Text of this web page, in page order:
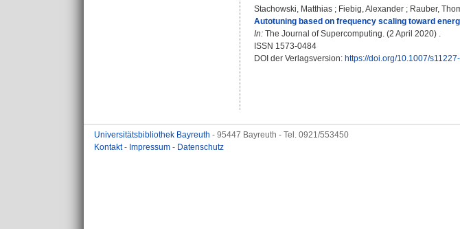
Stachowski, Matthias ; Fiebig, Alexander ; Rauber,
Autotuning based on frequency scaling toward
In: The Journal of Supercomputing. (2 April 2020) .
ISSN 1573-0484
DOI der Verlagsversion: https://doi.org/10.1007/
Universitätsbibliothek Bayreuth - 95447 Bayreuth - Tel. 0921/553450
Kontakt- Impressum - Datenschutz